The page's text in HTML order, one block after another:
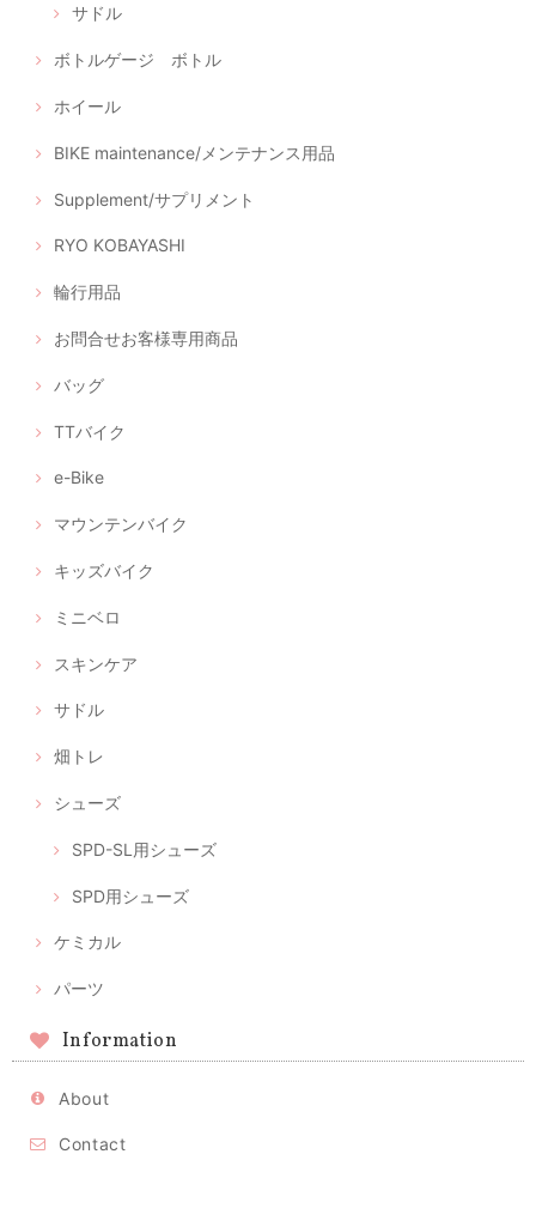
サドル
ボトルゲージ ボトル
ホイール
BIKE maintenance/メンテナンス用品
Supplement/サプリメント
RYO KOBAYASHI
輪行用品
お問合せお客様専用商品
バッグ
TTバイク
e-Bike
マウンテンバイク
キッズバイク
ミニベロ
スキンケア
サドル
畑トレ
シューズ
SPD-SL用シューズ
SPD用シューズ
ケミカル
パーツ
Information
About
Contact